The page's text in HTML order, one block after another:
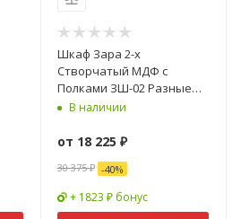
Шкаф Зара 2-х
Створчатый МДФ с
Полками ЗШ-02 Разные
Цвета (1,0х2,02х0,5)
В наличии
от 18 225 ₽
30 375 ₽ -40%
+ 1823 ₽ бонус